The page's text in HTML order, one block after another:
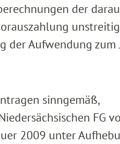
der
der Aufwendung zum
sinngemäß,
FG
2009 unter